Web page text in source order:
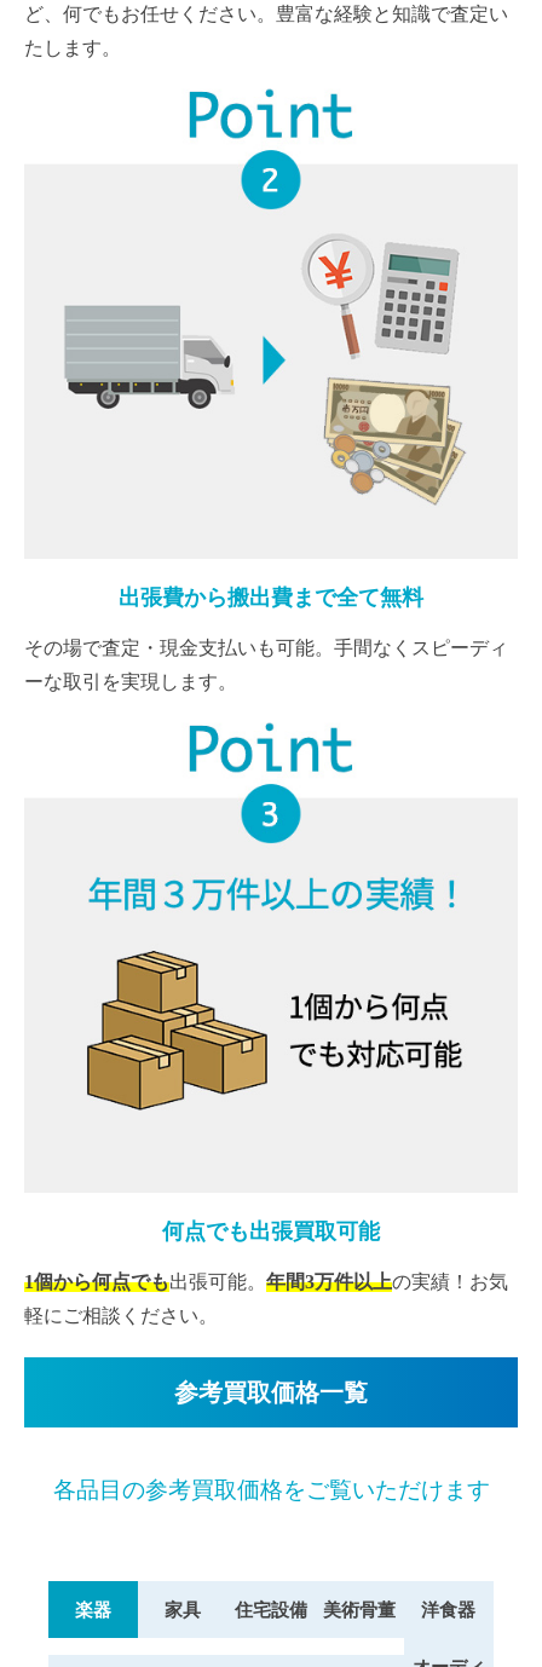
ど、何でもお任せください。豊富な経験と知識で査定い
たします。
出張費から搬出費まで全て無料
その場で査定・現金支払いも可能。手間なくスピーディ
ーな取引を実現します。
何点でも出張買取可能
1個から何点でも出張可能。 年間3万件以上の実績！お気
軽にご相談ください。
参考買取価格一覧
各品目の参考買取価格をご覧いただけます
楽器 家具 住宅設備 美術骨董 洋食器